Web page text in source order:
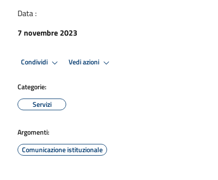
Data :
7 novembre 2023
Condividi Vedi azioni
Categorie:
Servizi
Argomenti:
Comunicazione istituzionale